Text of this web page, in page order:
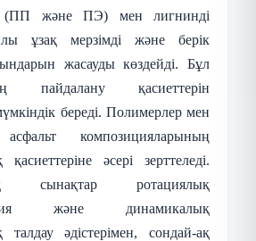
(ПП және ПЭ) мен лигнинді
ұзақ мерзімді және берік
жасауды көздейді. Бұл
пайдалану қасиеттерін
береді. Полимерлер мен
композицияларының
әсері зерттеледі.
сынақтар ротациялық
және динамикалық
талдау әдістерімен, сондай-ақ